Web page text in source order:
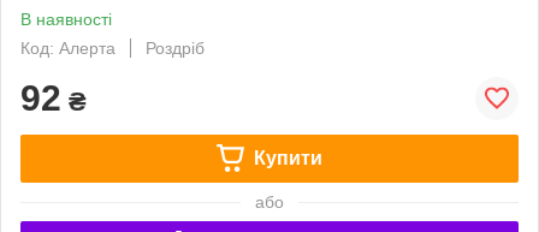
В наявності
Код: Алерта
Роздріб
92 ₴
Купити
або